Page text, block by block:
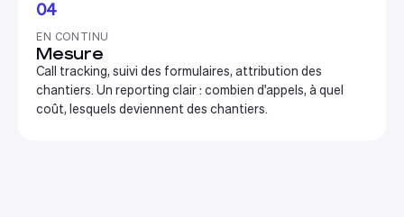
04
EN CONTINU
Mesure
Call tracking, suivi des formulaires, attribution des
chantiers. Un reporting clair : combien d'appels, à quel
coût, lesquels deviennent des chantiers.